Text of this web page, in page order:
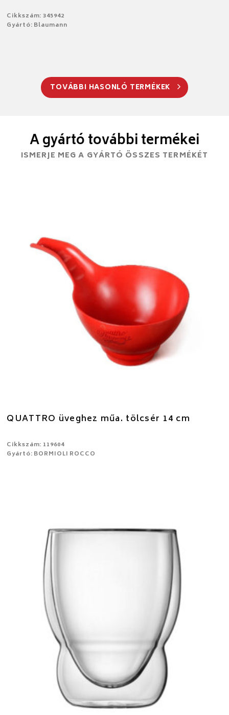
Cikkszám: 345942
Gyártó: Blaumann
TOVÁBBI HASONLÓ TERMÉKEK
A gyártó további termékei
ISMERJE MEG A GYÁRTÓ ÖSSZES TERMÉKÉT
QUATTRO üveghez műa. tölcsér 14 cm
Cikkszám: 119604
Gyártó: BORMIOLI ROCCO